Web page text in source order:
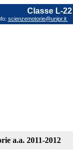
Classe L-
scienzemotorie@unipr.it
a.a. 2011-2012